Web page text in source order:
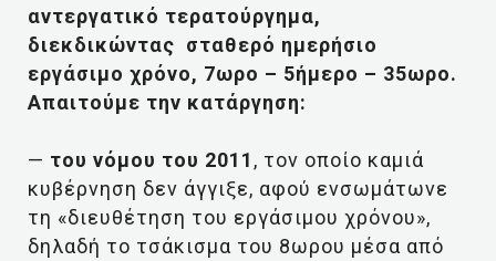
αντεργατικό τερατούργημα,
διεκδικώντας σταθερό ημερήσιο
εργάσιμο χρόνο, 7ωρο – 5ήμερο – 35ωρο.
Απαιτούμε την κατάργηση:
— του νόμου του 2011 , τον οποίο καμιά
κυβέρνηση δεν άγγιξε, αφού ενσωμάτωνε
τη «διευθέτηση του εργάσιμου χρόνου»,
δηλαδή το τσάκισμα του 8ωρου μέσα από